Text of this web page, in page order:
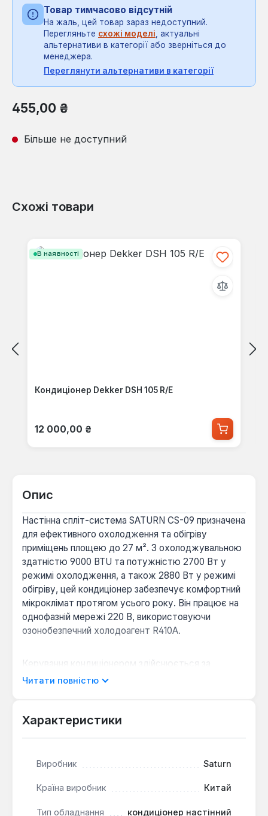
Товар тимчасово відсутній
На жаль, цей товар зараз недоступний.
Перегляньте схожі моделі , актуальні
альтернативи в категорії або зверніться до
менеджера.
Переглянути альтернативи в категорії
Звичайна ціна:
455,00 ₴
Більше не доступний
Схожі товари
В наявності
Кондиціонер Dekker DSH 105 R/E
Звичайна ціна:
12 000,00 ₴
Опис
Настінна спліт-система SATURN CS-09 призначена
для ефективного охолодження та обігріву
приміщень площею до 27 м². З охолоджувальною
здатністю 9000 BTU та потужністю 2700 Вт у
режимі охолодження, а також 2880 Вт у режимі
обігріву, цей кондиціонер забезпечує комфортний
мікроклімат протягом усього року. Він працює на
однофазній мережі 220 В, використовуючи
озонобезпечний холодоагент R410A.
Керування кондиціонером здійснюється за
допомогою пульта дистанційного керування, що
вимкнення надає можливість програмувати
доступний автоматичний режим, який самостійно
осушення, що ефективно знижує рівень вологості
Читати повністю
Характеристики
Виробник Saturn
Країна виробник Китай
Тип обладнання кондиціонер настінний